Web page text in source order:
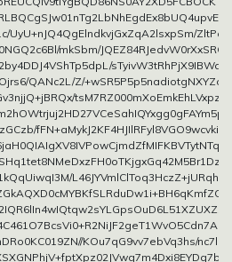
UyU+nJQ4QgElndkvjGxZqA2lsxpSm/
mkSbm/
QANc2L/Z/
KOu7qG9vv7ebVq3hs/